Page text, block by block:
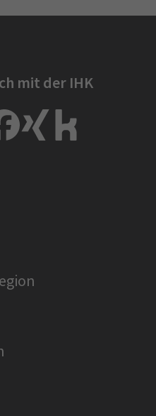
mit der IHK